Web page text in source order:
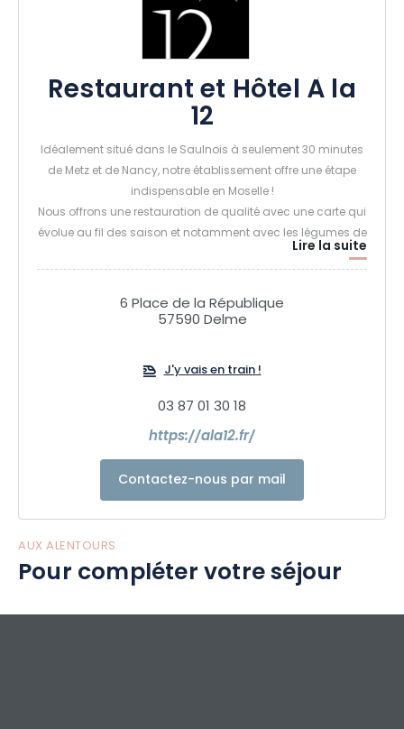
Restaurant et Hôtel À la
12
Idéalement situé dans le Saulnois à seulement 30 minutes
de Metz et de Nancy, notre établissement offre une étape
indispensable en Moselle !
Nous offrons une restauration de qualité avec une carte qui
évolue au fil des saison et notamment avec les légumes de
notre potager. Table distinguée depuis plusieurs années
par le guide Logis, vous ne pouvez pas manquer cela !
Lire la suite
6 Place de la République
57590 Delme
J'y vais en train !
03 87 01 30 18
https://ala12.fr/
Contactez-nous par mail
AUX ALENTOURS
Pour compléter votre séjour